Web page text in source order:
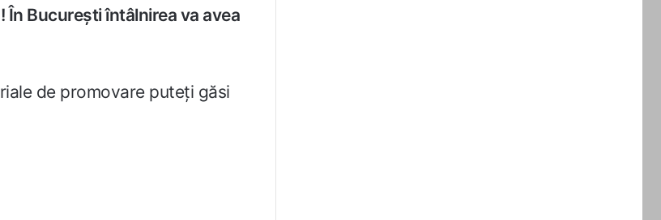
București întâlnirea va avea
de promovare puteți găsi